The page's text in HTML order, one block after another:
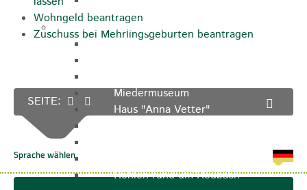
Sehenswürdigkeiten
Rathaus
Miedermuseum
Haus "Anna Vetter"
Höhlen rund um Heubach
Wohngeld beantragen
Zuschuss bei Mehrlingsgeburten beantragen
SEITE: